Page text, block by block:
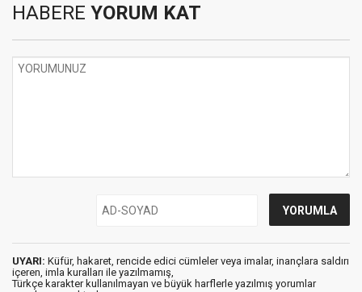
HABERE YORUM KAT
UYARI: Küfür, hakaret, rencide edici cümleler veya imalar, inançlara saldırı
içeren, imla kuralları ile yazılmamış,
Türkçe karakter kullanılmayan ve büyük harflerle yazılmış yorumlar